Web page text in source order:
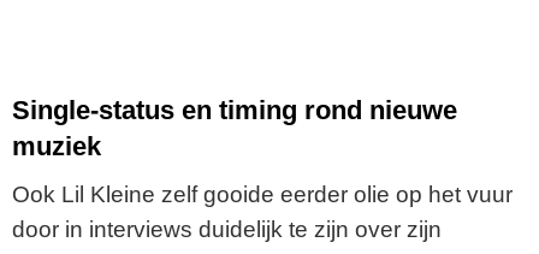
Single-status en timing rond nieuwe
muziek
Ook Lil Kleine zelf gooide eerder olie op het vuur
door in interviews duidelijk te zijn over zijn